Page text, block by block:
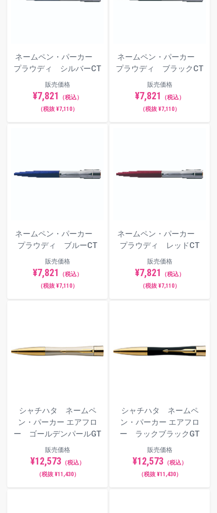
ネームペン・パーカー
プラウディ シルバーCT
販売価格
¥7,821
（税込）
（税抜 ¥7,110）
ネームペン・パーカー
プラウディ ブラックCT
販売価格
¥7,821
（税込）
（税抜 ¥7,110）
ネームペン・パーカー
プラウディ ブルーCT
販売価格
¥7,821
（税込）
（税抜 ¥7,110）
ネームペン・パーカー
プラウディ レッドCT
販売価格
¥7,821
（税込）
（税抜 ¥7,110）
シャチハタ ネームペ
ン・パーカー エアフロ
ー ゴールデンパールGT
販売価格
¥12,573 （税込）
（税抜 ¥11,430）
シャチハタ ネームペ
ン・パーカー エアフロ
ー ラックブラックGT
販売価格
¥12,573 （税込）
（税抜 ¥11,430）